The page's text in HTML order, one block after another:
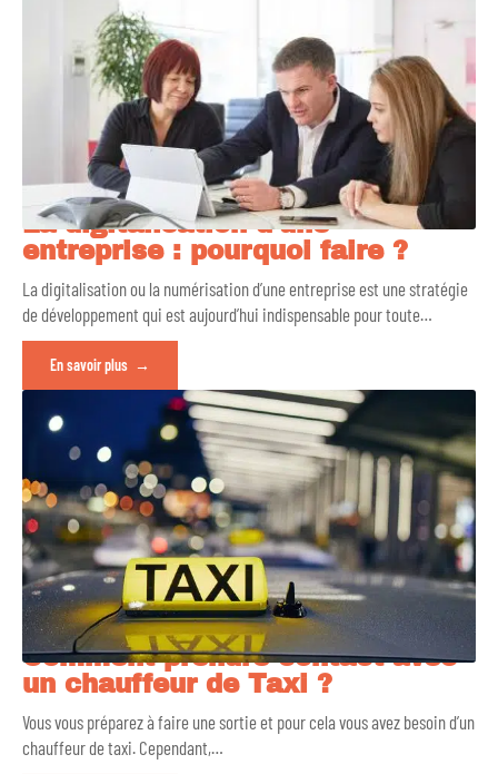
La digitalisation d’une
entreprise : pourquoi faire ?
La digitalisation ou la numérisation d’une entreprise est une stratégie
de développement qui est aujourd’hui indispensable pour toute…
En savoir plus
Comment prendre contact avec
un chauffeur de Taxi ?
Vous vous préparez à faire une sortie et pour cela vous avez besoin d’un
chauffeur de taxi. Cependant,…